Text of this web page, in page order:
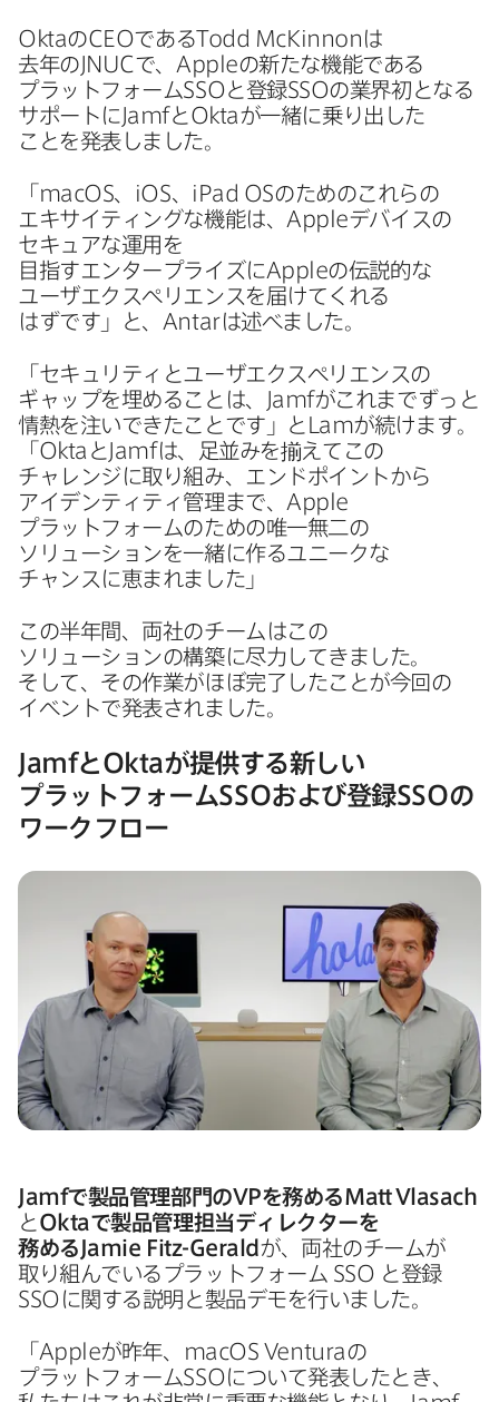
OktaのCEOであるTodd McKinnon は​
去年の JNUCで、 Appleの​新たな​機能である​
プラットフォームSSOと​登録SSOの​業界初と​なる​
サポートに Jamfと Oktaが​一緒に​乗り出した​
ことを​発表しました。
「 macOS iOS iPad OSの​ための​これらの​
エキサイティングな​機能は、 Appleデバイスの​
セキュアな​運用を​
目指すエンタープライズにAppleの​伝説的な​
ユーザエクスペリエンスを​届けてくれる​
はずです」と、 Antarは​述べました。
「セキュリティと​ユーザエクスペリエンスの​
ギャップを​埋める​ことは、
Jamfが​これまで​ずっと​
情熱を​注い​できた​ことです」と
Lamが​続けます。​
「 Okta と Jamfは、​足並みを​揃えて​この​
チャレンジに​取り組み、​エンドポイントから​
アイデンティティ管理まで、 Apple
プラットフォームの​ための​唯一無二の​
ソリューションを​一緒に​作る​ユニークな​
チャンスに​恵まれました」
この​半年間、​両社の​チームは​この​
ソリューションの​構築に​尽力してきました。​
そして、​その​作業が​ほぼ完了したことが​今回の​
イベントで​発表されました。
Jamfと Oktaが​提供する​新しい​
プラットフォームSSOおよび​登録SSOの​
ワークフロー
Jamfで​製品管理部門のVPを​務めるMatt Vlasach
と Oktaで​製品管理担当ディレクターを​
務める Jamie Fitz-Gerald が、​両社の​チームが​
取り​組んでいる​プラットフォーム SSO と​登録
SSO に​関する​説明と​製品デモを​行いました。
「 Appleが​昨年、 macOS Venturaの​
プラットフォームSSOに​ついて​発表した​とき、​